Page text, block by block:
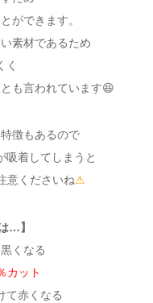
ができます。
素材であるため
く
も言われています😆
徴もあるので
吸着してしまうと
意くださいね⚠
…】
くなる
カット
て赤くなる